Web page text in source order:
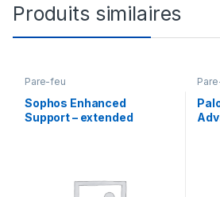
Produits similaires
Pare-feu
Sophos Enhanced
Support – extended